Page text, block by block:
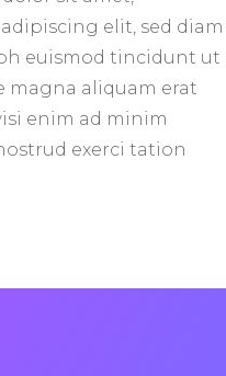
elit, sed diam
euismod tincidunt ut
magna aliquam erat
enim ad minim
exerci tation